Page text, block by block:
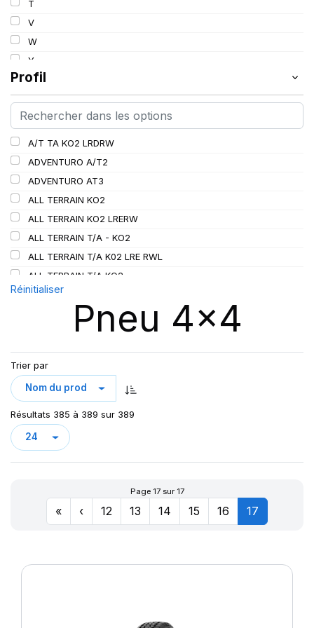
115
116/113
117/114
117/116
118/115
119/116
120
120/116
120/117
126/123
127/124
128
T
V
W
Y
Profil
A/T TA KO2 LRDRW
ADVENTURO A/T2
ADVENTURO AT3
ALL TERRAIN KO2
ALL TERRAIN KO2 LRERW
ALL TERRAIN T/A - KO2
ALL TERRAIN T/A K02 LRE RWL
ALL TERRAIN T/A KO2
ALL TERRAIN T/A KO3
AT/TA KO3 LRD
AT/TA KO3 LRF
AT70
AT100
AT T/A KO2
CHAMPIRO VP1
CINTURATO AS+
CINTURATO SF3
COBRA
Réinitialiser
Pneu 4x4
Trier par
Résultats 385 à 389 sur 389
Page 17 sur 17
« ‹ 12 13 14 15 16 17